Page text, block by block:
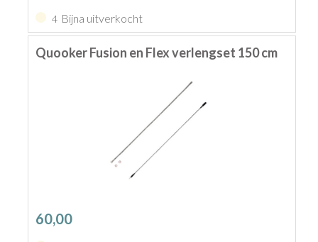
4 Bijna uitverkocht
Quooker Fusion en Flex verlengset 150 cm
60,00